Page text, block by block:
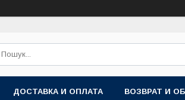
ДОСТАВКА И ОПЛАТА ВОЗВРАТ И